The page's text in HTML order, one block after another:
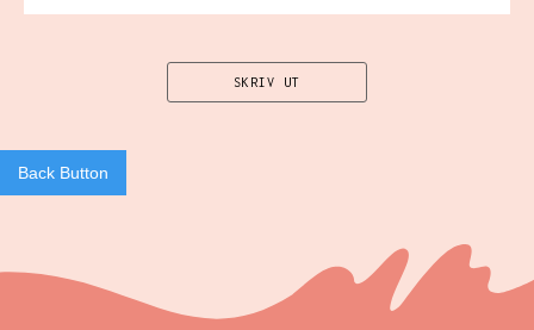
SKRIV UT
Back Button